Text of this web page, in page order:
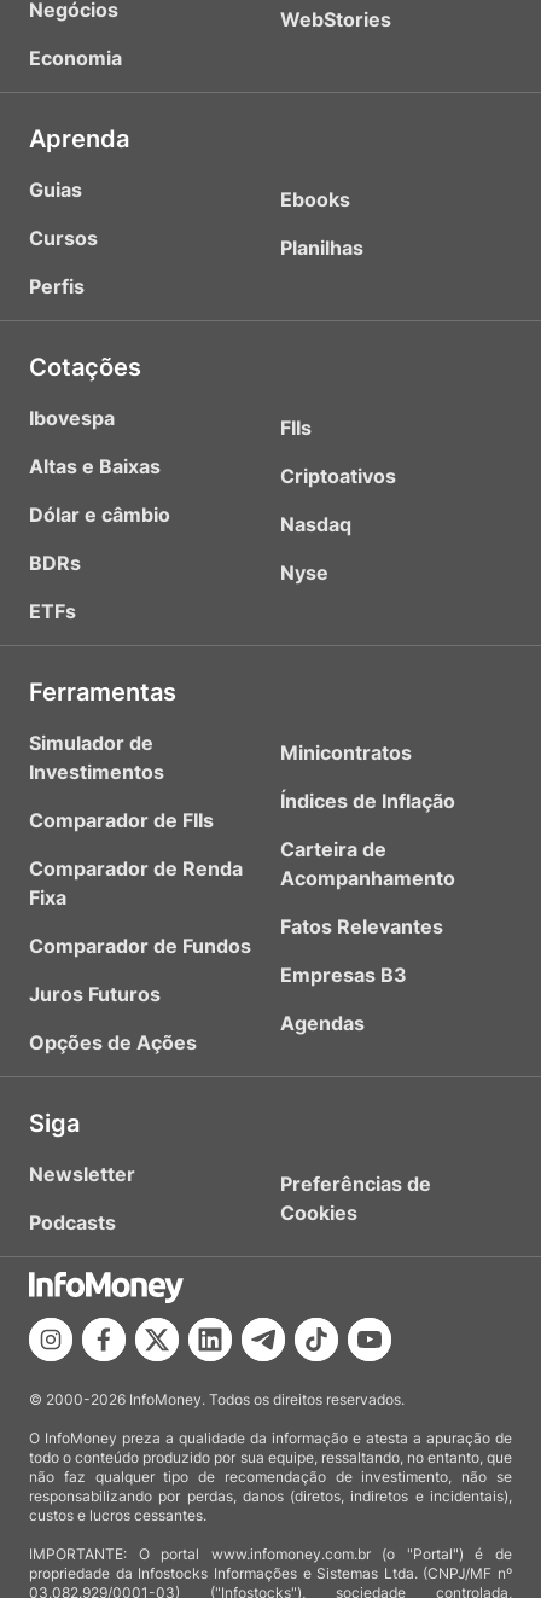
Negócios
Economia
WebStories
Aprenda
Guias
Cursos
Perfis
Ebooks
Planilhas
Cotações
Ibovespa
Altas e Baixas
Dólar e câmbio
BDRs
ETFs
FIIs
Criptoativos
Nasdaq
Nyse
Ferramentas
Simulador de
Investimentos
Comparador de FIIs
Comparador de Renda
Fixa
Comparador de Fundos
Juros Futuros
Opções de Ações
Minicontratos
Índices de Inflação
Carteira de
Acompanhamento
Fatos Relevantes
Empresas B3
Agendas
Siga
Newsletter
Podcasts
Preferências de
Cookies
© 2000-2026 InfoMoney. Todos os direitos reservados.
O InfoMoney preza a qualidade da informação e atesta a apuração de
todo o conteúdo produzido por sua equipe, ressaltando, no entanto, que
não faz qualquer tipo de recomendação de investimento, não se
responsabilizando por perdas, danos (diretos, indiretos e incidentais),
custos e lucros cessantes.
IMPORTANTE: O portal www.infomoney.com.br (o "Portal") é de
propriedade da Infostocks Informações e Sistemas Ltda. (CNPJ/MF nº
03.082.929/0001-03) ("Infostocks"), sociedade controlada,